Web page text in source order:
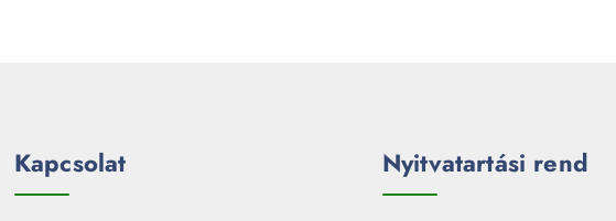
Kapcsolat Nyitvatartási rend